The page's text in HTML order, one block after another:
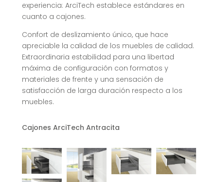
experiencia: ArciTech establece estándares en
cuanto a cajones.
Confort de deslizamiento único, que hace
apreciable la calidad de los muebles de calidad.
Extraordinaria estabilidad para una libertad
máxima de configuración con formatos y
materiales de frente y una sensación de
satisfacción de larga duración respecto a los
muebles.
Cajones ArciTech Antracita